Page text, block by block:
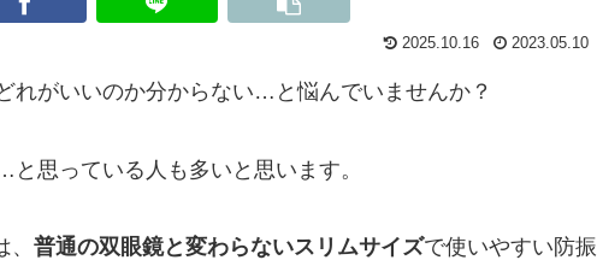
2025.10.16 2023.05.10
れがいいのか分からない…と悩んでいませんか？
思っている人も多いと思います。
普通の双眼鏡と変わらないスリムサイズで使いやすい防振